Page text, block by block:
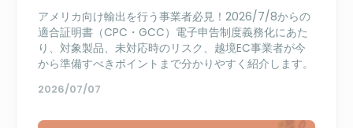
アメリカ向け輸出を行う事業者必見！2026/7/8からの
適合証明書（CPC・GCC）電子申告制度義務化にあた
り、対象製品、未対応時のリスク、越境EC事業者が今
から準備すべきポイントまで分かりやすく紹介します。
2026/07/07